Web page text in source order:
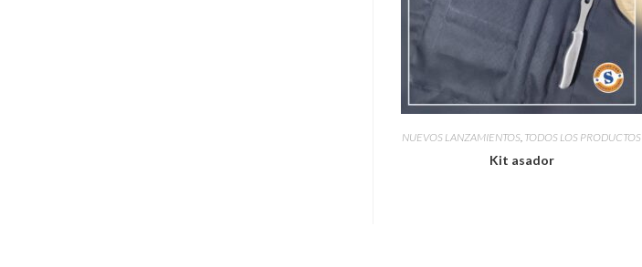
NUEVOS LANZAMIENTOS, TODOS LOS PRODUCTOS
Kit asador